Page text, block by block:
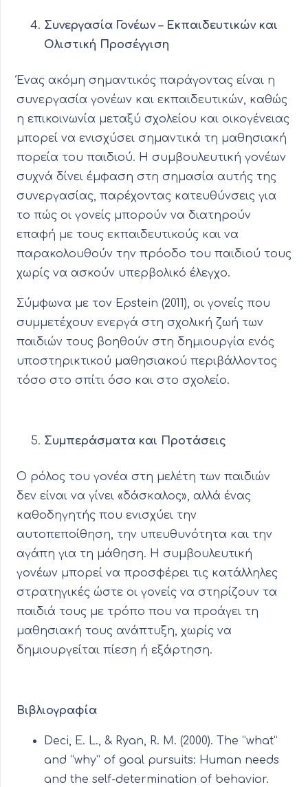
Συνεργασία Γονέων – Εκπαιδευτικών και
Ολιστική Προσέγγιση
Ένας ακόμη σημαντικός παράγοντας είναι η
συνεργασία γονέων και εκπαιδευτικών, καθώς
η επικοινωνία μεταξύ σχολείου και οικογένειας
μπορεί να ενισχύσει σημαντικά τη μαθησιακή
πορεία του παιδιού. Η συμβουλευτική γονέων
συχνά δίνει έμφαση στη σημασία αυτής της
συνεργασίας, παρέχοντας κατευθύνσεις για
το πώς οι γονείς μπορούν να διατηρούν
επαφή με τους εκπαιδευτικούς και να
παρακολουθούν την πρόοδο του παιδιού τους
χωρίς να ασκούν υπερβολικό έλεγχο.
Σύμφωνα με τον Epstein (2011), οι γονείς που
συμμετέχουν ενεργά στη σχολική ζωή των
παιδιών τους βοηθούν στη δημιουργία ενός
υποστηρικτικού μαθησιακού περιβάλλοντος
τόσο στο σπίτι όσο και στο σχολείο.
Συμπεράσματα και Προτάσεις
Ο ρόλος του γονέα στη μελέτη των παιδιών
δεν είναι να γίνει «δάσκαλος», αλλά ένας
καθοδηγητής που ενισχύει την
αυτοπεποίθηση, την υπευθυνότητα και την
αγάπη για τη μάθηση. Η συμβουλευτική
γονέων μπορεί να προσφέρει τις κατάλληλες
στρατηγικές ώστε οι γονείς να στηρίζουν τα
παιδιά τους με τρόπο που να προάγει τη
μαθησιακή τους ανάπτυξη, χωρίς να
δημιουργείται πίεση ή εξάρτηση.
Βιβλιογραφία
Deci, E. L., & Ryan, R. M. (2000). The “what”
and “why” of goal pursuits: Human needs
and the self-determination of behavior.